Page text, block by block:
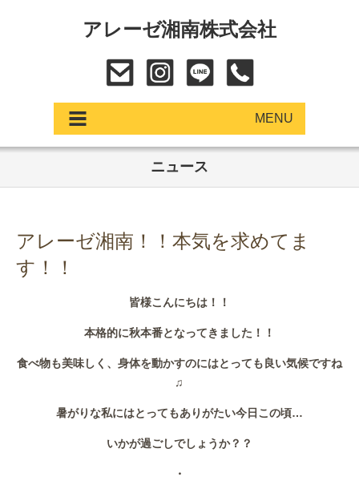
アレーゼ湘南株式会社
MENU
中古車
作業事例
ニュース
アレーゼ湘南！！本気を求めてま
す！！
皆様こんにちは！！
本格的に秋本番となってきました！！
食べ物も美味しく、身体を動かすのにはとっても良い気候ですね
♫
暑がりな私にはとってもありがたい今日この頃…
いかが過ごしでしょうか？？
・